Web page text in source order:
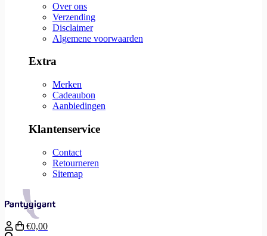
Over ons
Verzending
Disclaimer
Algemene voorwaarden
Extra
Merken
Cadeaubon
Aanbiedingen
Klantenservice
Contact
Retourneren
Sitemap
€0,00